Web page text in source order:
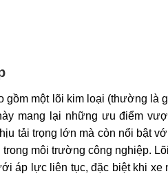
gồm một lõi kim loại (thường là
mang lại những ưu điểm
tải trọng lớn mà còn nổi bật
môi trường công nghiệp.
áp lực liên tục, đặc biệt khi xe